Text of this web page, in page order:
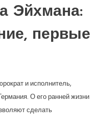
Эйхмана:
первые
и исполнитель,
О его ранней жизни
сделать